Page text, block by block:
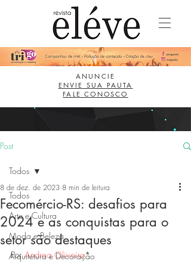
ANUNCIE
ENVIE SUA PAUTA
FALE CONOSCO
Post
Todos
Arte e Cultura
Moda e Beleza
Arquitetura e Decoração
Todos
Fecomércio-RS: desafios para
2024 e as conquistas para o
setor são destaques
8 de dez. de 2023 8 min de leitura
Por Andrea Oliveira*